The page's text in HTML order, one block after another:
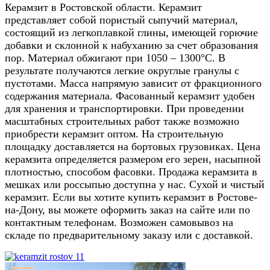
Керамзит в Ростовской области. Керамзит
представляет собой пористый сыпучий материал,
состоящий из легкоплавкой глины, имеющей горючие
добавки и склонной к набуханию за счет образования
пор. Материал обжигают при 1050 – 1300°С. В
результате получаются легкие округлые гранулы с
пустотами. Масса напрямую зависит от фракционного
содержания материала. Фасованный керамзит удобен
для хранения и транспортировки. При проведении
масштабных строительных работ также возможно
приобрести керамзит оптом. На строительную
площадку доставляется на бортовых грузовиках. Цена
керамзита определяется размером его зерен, насыпной
плотностью, способом фасовки. Продажа керамзита в
мешках или россыпью доступна у нас. Сухой и чистый
керамзит. Если вы хотите купить керамзит в Ростове-
на-Дону, вы можете оформить заказ на сайте или по
контактным телефонам. Возможен самовывоз на
складе по предварительному заказу или с доставкой.